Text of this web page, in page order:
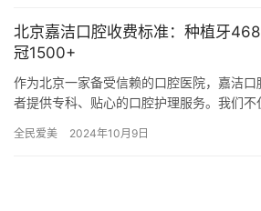
北京嘉洁口腔收费标准：种植牙
冠1500+
作为北京一家备受信赖的口腔医院，嘉洁
者提供专科、贴心的口腔护理服务。我们
和美丽…
全民爱美 2024年10月9日